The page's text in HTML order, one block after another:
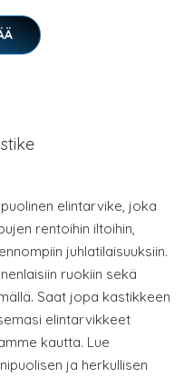
elintarvike, joka
rentoihin iltoihin,
juhlatilaisuuksiin.
ruokiin sekä
Saat jopa kastikkeen
elintarvikkeet
kautta. Lue
ja herkullisen